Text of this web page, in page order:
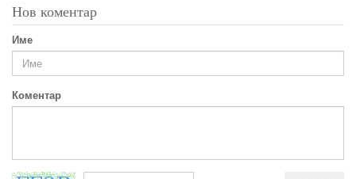
Нов коментар
Име
Коментар